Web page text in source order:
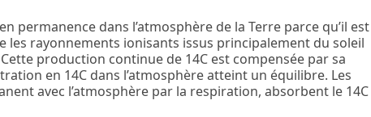
permanence dans l’atmosphère de la Terre parce qu’il est
rayonnements ionisants issus principalement du soleil
Cette production continue de 14C est compensée par sa
en 14C dans l’atmosphère atteint un équilibre. Les
avec l’atmosphère par la respiration, absorbent le 14C